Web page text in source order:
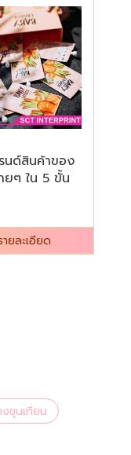
นด์สินค้าของ
ยๆ ใน 5 ขั้น
ยละเอียด
ขุนเทียน